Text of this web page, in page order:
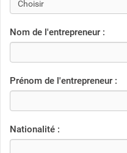
Nom de l'entrepreneur :
Prénom de l'entrepreneur :
Nationalité :